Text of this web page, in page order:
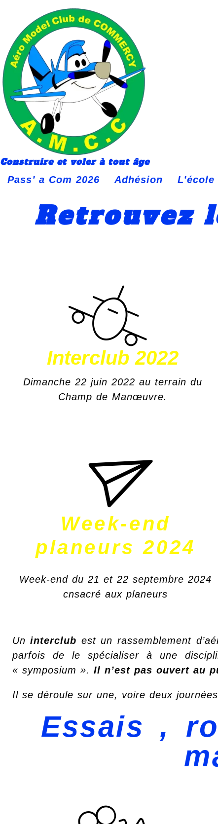
principal
Construire et voler à tout âge
Pass’ a Com 2026 Adhésion L’école
Retrouvez
Interclub 2022
Dimanche 22 juin 2022 au terrain du
Champ de Manœuvre.
Week-end
planeurs 2024
Week-end du 21 et 22 septembre 2024
cnsacré aux planeurs
Un interclub est un rassemblement
parfois de le spécialiser à une
« symposium ». Il n’est pas ouvert au
Il se déroule sur une, voire deux
Essais ,